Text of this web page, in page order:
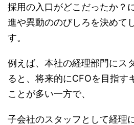
採用の入口がどこだったか？
進や異動ののびしろを決めて
す。
例えば、本社の経理部門にス
ると、将来的にCFOを目指す
ことが多い一方で、
子会社のスタッフとして経理